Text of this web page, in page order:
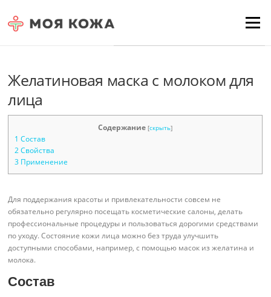
Menu
Желатиновая маска с молоком для
лица
Содержание [скрыть]
1 Состав
2 Свойства
3 Применение
Для поддержания красоты и привлекательности совсем не
обязательно регулярно посещать косметические салоны, делать
профессиональные процедуры и пользоваться дорогими средствами
по уходу. Состояние кожи лица можно без труда улучшить
доступными способами, например, с помощью масок из желатина и
молока.
Состав
Для любых предложений по